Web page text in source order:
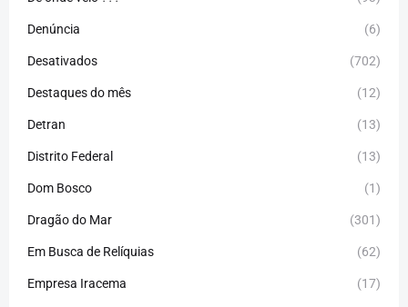
Denúncia (6)
Desativados (702)
Destaques do mês (12)
Detran (13)
Distrito Federal (13)
Dom Bosco (1)
Dragão do Mar (301)
Em Busca de Relíquias (62)
Empresa Iracema (17)